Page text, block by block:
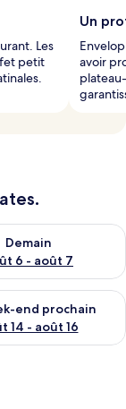
Les
petit
Un
avoir
6
Demain
6 - août 7
pour
7 - août 9
end prochain
14 - août 16
pour